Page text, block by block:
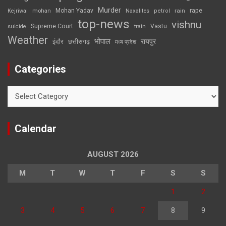
Kejriwal mohan Mohan Yadav Murder Naxalites petrol rain rape
suicide Supreme Court top-news train Vastu vishnu
Weather इंदौर छत्तीसगढ़ भोपाल मध्य प्रदेश रायपुर
Categories
Calendar
AUGUST 2026
M T W T F S S
1 2
3 4 5 6 7 8 9